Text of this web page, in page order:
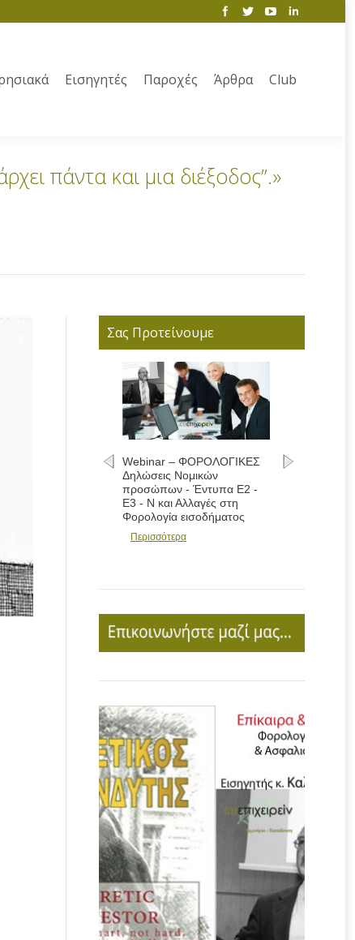
Εισηγητές Παροχές Άρθρα Club
πάντα και μια διέξοδος”.»
Σας Προτείνουμε
Webinar – ΦΟΡΟΛΟΓΙΚΕΣ
Δηλώσεις Νομικών
προσώπων - Έντυπα Ε2 -
Ε3 - Ν και Αλλαγές στη
Φορολογία εισοδήματος
Περισσότερα